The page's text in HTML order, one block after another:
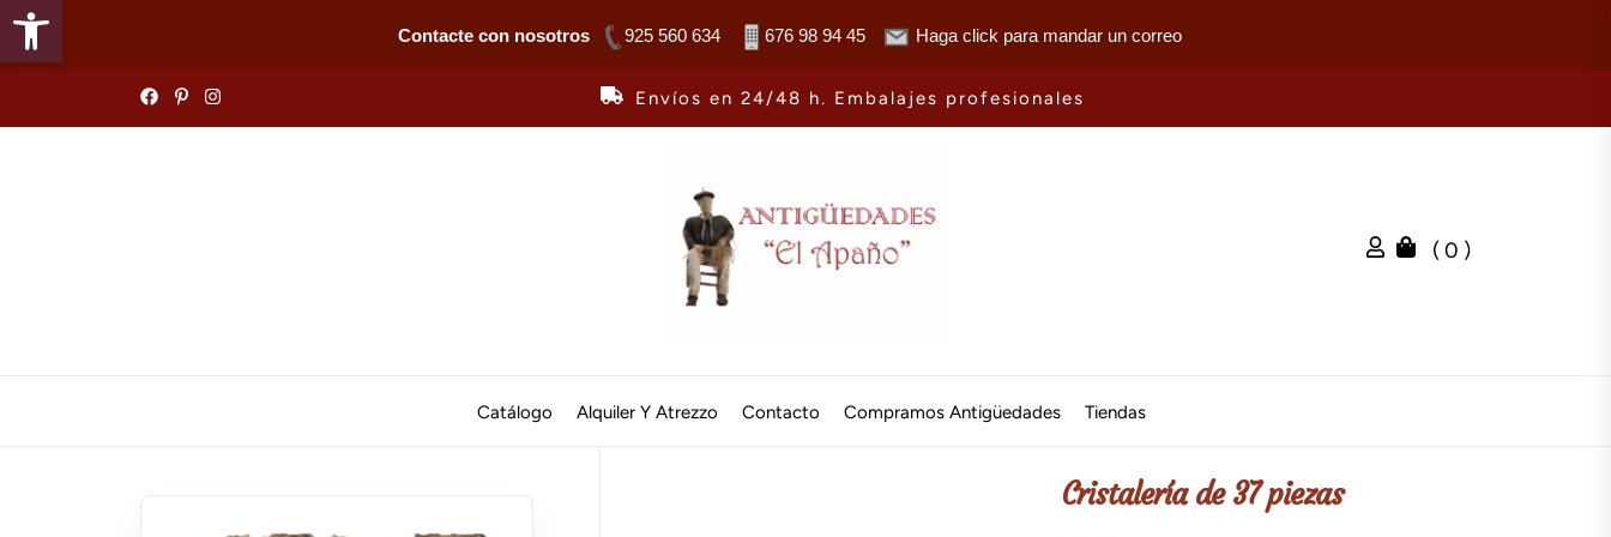
Abrir barra de herramientas
Contacte con nosotros 925 560 634 676 98 94 45 Haga click para mandar un correo
Envíos en 24/48 h. Embalajes profesionales
El
( 0 )
Catálogo Alquiler Y Atrezzo Contacto Compramos Antigüedades Tiendas
Cristalería de 37 piezas